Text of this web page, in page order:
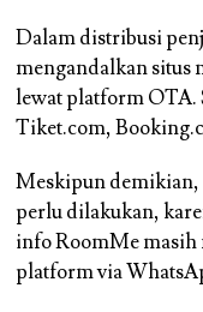
Dalam distribusi
mengandalkan situs
lewat platform OTA.
Tiket.com,
Meskipun
perlu dilakukan,
info RoomMe masih
platform via